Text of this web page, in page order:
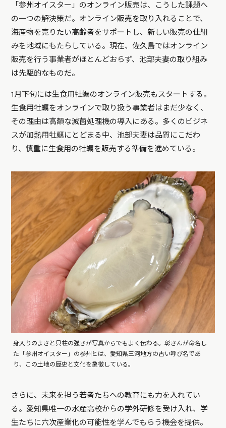
「参州オイスター」のオンライン販売は、こうした課題へ
の一つの解決策だ。オンライン販売を取り入れることで、
海産物を売りたい高齢者をサポートし、新しい販売の仕組
みを地域にもたらしている。現在、佐久島ではオンライン
販売を行う事業者がほとんどおらず、池部夫妻の取り組み
は先駆的なものだ。
1月下旬には生食用牡蠣のオンライン販売もスタートする。
生食用牡蠣をオンラインで取り扱う事業者はまだ少なく、
その理由は高額な滅菌処理機の導入にある。多くのビジネ
スが加熱用牡蠣にとどまる中、池部夫妻は品質にこだわ
り、慎重に生食用の牡蠣を販売する準備を進めている。
身入りのよさと貝柱の強さが写真からでもよく伝わる。彰さんが命名し
た「参州オイスター」の参州とは、愛知県三河地方の古い呼び名であ
り、この土地の歴史と文化を象徴している。
さらに、未来を担う若者たちへの教育にも力を入れてい
る。愛知県唯一の水産高校からの学外研修を受け入れ、学
生たちに六次産業化の可能性を学んでもらう機会を提供。